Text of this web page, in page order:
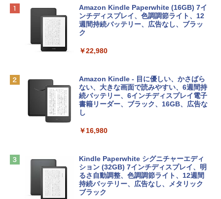
Apple 2026 MacBook Neo A18 Proチッ
プ搭載13インチノートブック：AIとAppl
e Intelligence、Liquid Retinaディスプ
レイ、8GBメモリ、512GB SSD、1080p
ィゴ + 3年延長 AppleCare+ for 13インチ
￥162,598
tomtoc 360°保護 15.6 16インチ パソコ
ンケース Dell NEC Lavie ASUS HP dyna
Apple 2026 MacBook Air M5チップ搭載
13インチノートブック：AIとApple Intell
igence、13.6インチLiquid Retinaディ
スプレイ、16GBユニファイドメモリ、1
Robloxギフトカード - 800 Robux 【限
定バーチャルアイテムを含む】 【オンラ
インゲームコード】 ロブロックス | オン
ラインコード版
￥1,300
Robloxギフトカード - 1000 Robux 【限
定バーチャルアイテムを含む】 【オンラ
インゲームコード】 ロブロックス |オン
ラインコード版
4(最新 永続版)|オンラインコード版|Wind
ows11、10/mac対応|PC2台
￥39,582
生成AIパスポート公式テキスト 第４版
￥1,766
出す プロンプトの言葉 AI画像生成シリー
ズ (はぴーイラストLabo)
￥480
ClaudeCode いちばんやさしい 教科書:
にもKindle出版にも！ 非エンジニアのた
めのAIコーディング入門シリーズ
￥99
Amazon Kindle Paperwhite (16GB) 7イ
ンチディスプレイ、色調調節ライト、12
週間持続バッテリー、広告なし、ブラッ
ク
￥22,980
Amazon Kindle - 目に優しい、かさばら
ない、大きな画面で読みやすい、6週間持
続バッテリー、6インチディスプレイ電子
書籍リーダー、ブラック、16GB、広告な
し
￥16,980
Kindle Paperwhite シグニチャーエディ
ション (32GB) 7インチディスプレイ、明
るさ自動調整、色調調節ライト、12週間
持続バッテリー、広告なし、メタリック
ブラック